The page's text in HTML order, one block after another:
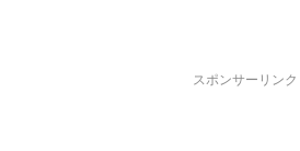
スポンサーリンク